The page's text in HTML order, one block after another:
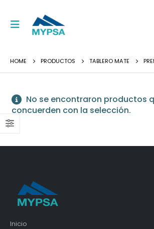
HOME PRODUCTOS TABLERO MATE
No se encontraron productos
concuerden con la selección.
Inicio